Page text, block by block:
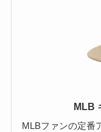
MLB
MLBファンの定番